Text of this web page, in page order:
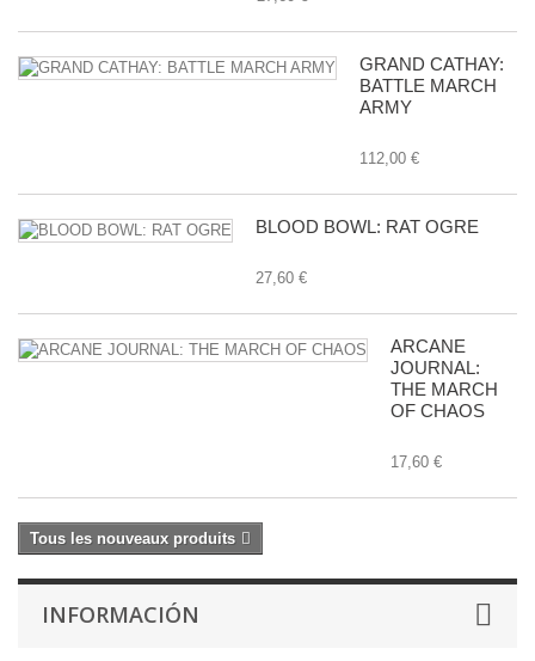
GRAND CATHAY:
BATTLE MARCH
ARMY
112,00 €
BLOOD BOWL: RAT OGRE
27,60 €
ARCANE
JOURNAL:
THE MARCH
OF CHAOS
17,60 €
Tous les nouveaux produits
INFORMACIÓN